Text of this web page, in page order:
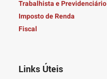
Trabalhista e Previdenciário
Imposto de Renda
Fiscal
Links Úteis